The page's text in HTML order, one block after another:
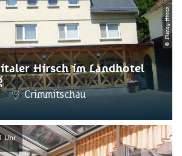
© Mandy Hirsch
Hirsch im Landhotel
Crimmitschau
Uhr